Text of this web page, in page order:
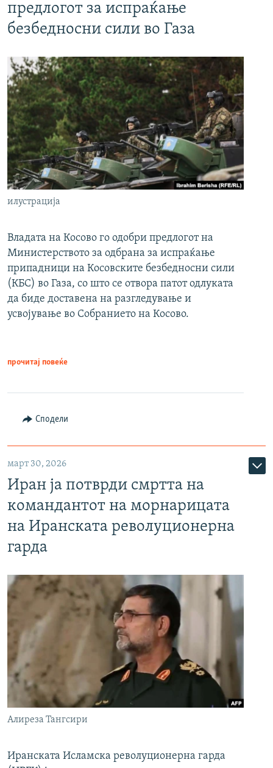
предлогот за испраќање
безбедносни сили во Газа
илустрација
Владата на Косово го одобри предлогот на
Министерството за одбрана за испраќање
припадници на Косовските безбедносни сили
(КБС) во Газа, со што се отвора патот одлуката
да биде доставена на разгледување и
усвојување во Собранието на Косово.
прочитај повеќе
Сподели
март 30, 2026
Иран ја потврди смртта на
командантот на морнарицата
на Иранската револуционерна
гарда
Алиреза Тангсири
Иранската Исламска револуционерна гарда